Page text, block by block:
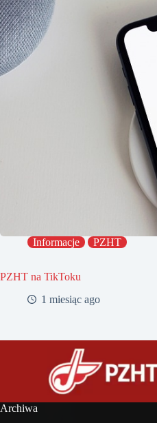
Informacje PZHT
PZHT na TikToku
1 miesiąc ago
Archiwa